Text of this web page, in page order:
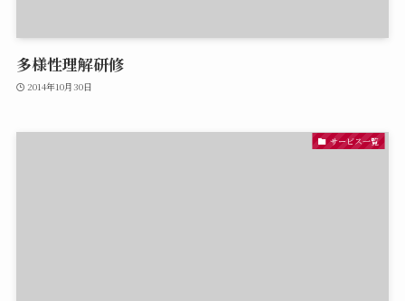
多様性理解研修
2014年10月30日
サービス一覧